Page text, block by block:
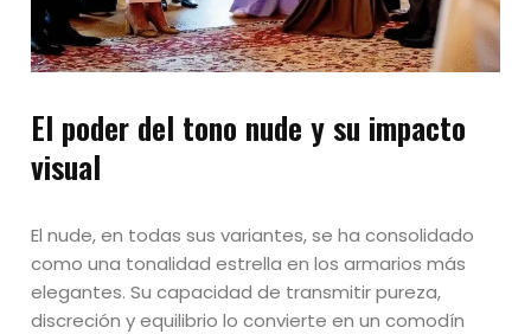
El poder del tono nude y su impacto
visual
El nude, en todas sus variantes, se ha consolidado
como una tonalidad estrella en los armarios más
elegantes. Su capacidad de transmitir pureza,
discreción y equilibrio lo convierte en un comodín